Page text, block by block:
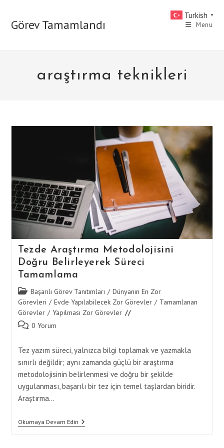
contentGörev Tamamlandı Menu
araştırma teknikleri
Tezde Araştırma Metodolojisini
Doğru Belirleyerek Süreci
Tamamlama
Post
category:
Başarılı Görev Tanıtımları / Dünyanın En Zor
Görevleri / Evde Yapılabilecek Zor Görevler / Tamamlanan
Görevler / Yapılması Zor Görevler
Post 0 Yorum
Tez yazım süreci, yalnızca bilgi toplamak ve yazmakla
sınırlı değildir; aynı zamanda güçlü bir araştırma
metodolojisinin belirlenmesi ve doğru bir şekilde
uygulanması, başarılı bir tez için temel taşlardan biridir.
Araştırma…
Okumaya Devam EdinTezde
Araştırma
Turkish ▼